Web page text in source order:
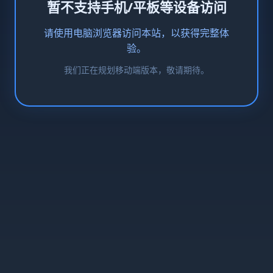
暂不支持手机/平板等设备访问
请使用电脑浏览器访问本站，以获得完整体
验。
我们正在规划移动端版本，敬请期待。